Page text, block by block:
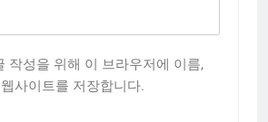
작성을 위해 이 브라우저에 이름,
사이트를 저장합니다.